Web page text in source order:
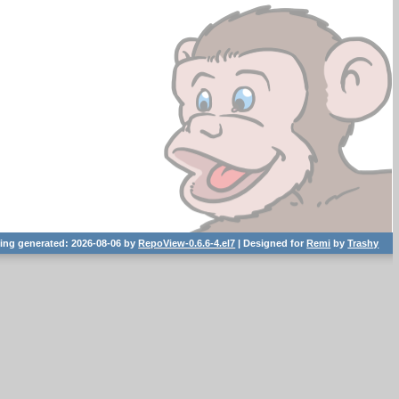
generated: 2026-08-06 by RepoView-0.6.6-4.el7 | Designed forRemi byTrashy